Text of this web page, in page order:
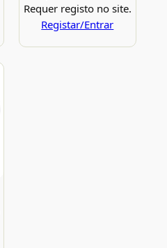
Requer registo no site.
Registar/Entrar